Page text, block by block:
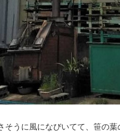
うに風になびいてて、笹の